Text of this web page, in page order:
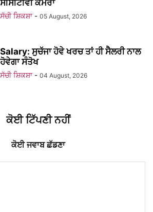
ਸੀਸੀਟੀਵੀ ਕੈਮਰਾ
ਸੱਚੀ ਸ਼ਿਕਸ਼ਾ - 05 August, 2026
Salary: ਸੁਚੱਜਾ ਹੋਵੇ ਖਰਚ ਤਾਂ ਹੀ ਸੈਲਰੀ ਨਾਲ
ਹੋਵੇਗਾ ਸੰਤੋਖ
ਸੱਚੀ ਸ਼ਿਕਸ਼ਾ - 04 August, 2026
ਕੋਈ ਟਿੱਪਣੀ ਨਹੀਂ
ਕੋਈ ਜਵਾਬ ਛੱਡਣਾ